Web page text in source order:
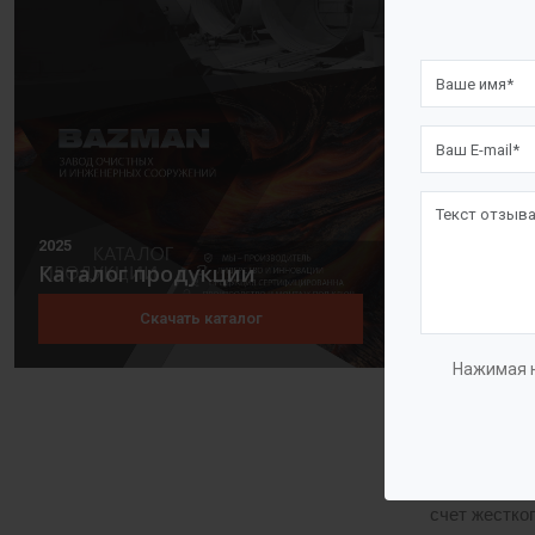
Нажимая
2025
Каталог продукции
Скачать каталог
колесо
счет